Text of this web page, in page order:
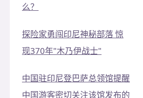
么？
探险家勇闯印尼神秘部落 惊
现370年"木乃伊战士"
中国驻印尼登巴萨总领馆提醒
中国游客密切关注该馆发布的